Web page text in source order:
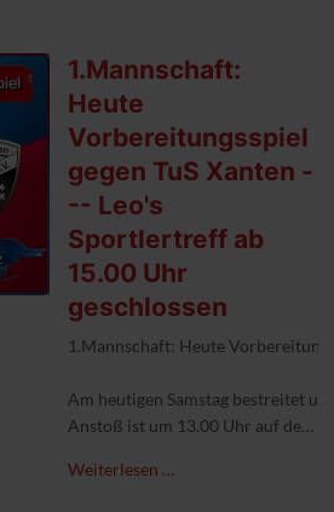
#1FCKleve #aufgehtskleve
1.Mannschaft:
Heute
Vorbereitungsspiel
gegen TuS Xanten -
-- Leo's
Sportlertreff ab
15.00 Uhr
geschlossen
1.Mannschaft: Heute
Am heutigen Samstag bestreitet
Anstoß ist um 13.00 Uhr auf dem
Aus organisatorischen Gründen
Weiterlesen …